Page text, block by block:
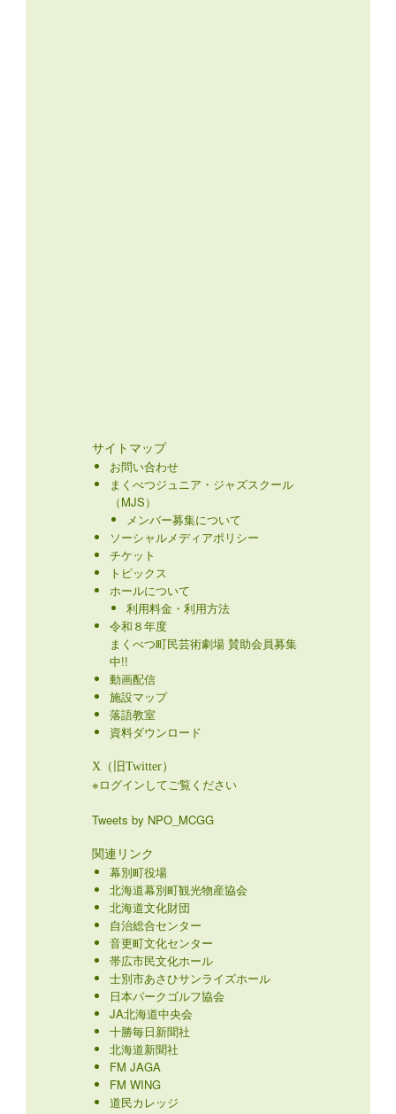
サイトマップ
お問い合わせ
まくべつジュニア・ジャズスクール
（MJS）
メンバー募集について
ソーシャルメディアポリシー
チケット
トピックス
ホールについて
利用料金・利用方法
令和８年度
まくべつ町民芸術劇場 賛助会員募集
中!!
動画配信
施設マップ
落語教室
資料ダウンロード
X（旧Twitter）
※ログインしてご覧ください
Tweets by NPO_MCGG
関連リンク
幕別町役場
北海道幕別町観光物産協会
北海道文化財団
自治総合センター
音更町文化センター
帯広市民文化ホール
士別市あさひサンライズホール
日本パークゴルフ協会
JA北海道中央会
十勝毎日新聞社
北海道新聞社
FM JAGA
FM WING
道民カレッジ